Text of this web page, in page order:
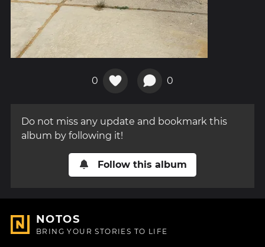
0 0
Do not miss any update and bookmark this
album by following it!
Follow this album
NOTOS
BRING YOUR STORIES TO LIFE